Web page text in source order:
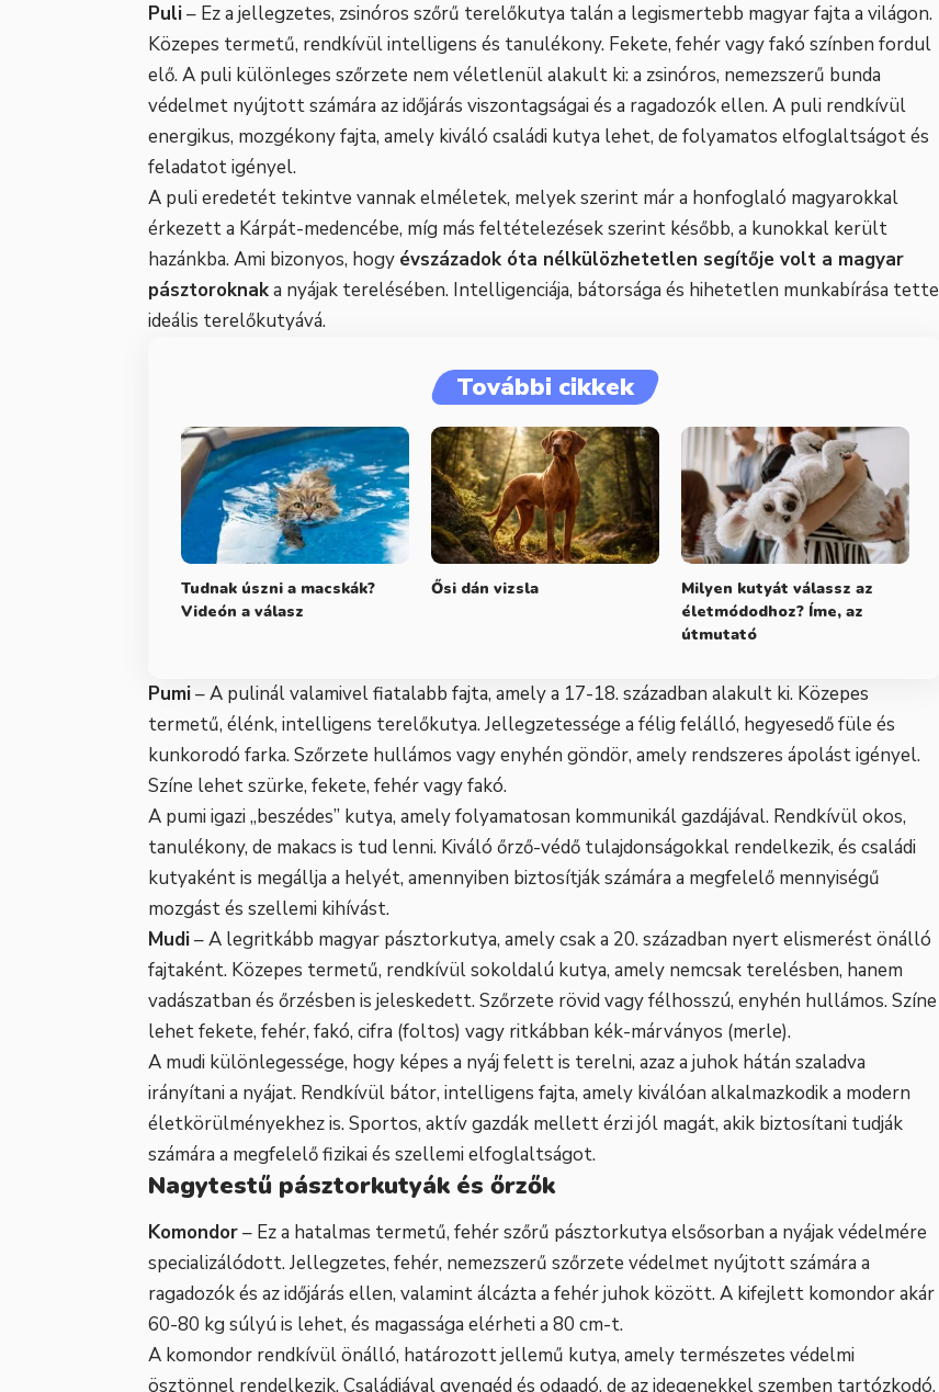
Puli– Ez a jellegzetes, zsinóros szőrű terelőkutya talán a legismertebb magyar fajta a világon.
Közepes termetű, rendkívül intelligens és tanulékony. Fekete, fehér vagy fakó színben fordul
elő. A puli különleges szőrzete nem véletlenül alakult ki: a zsinóros, nemezszerű bunda
védelmet nyújtott számára az időjárás viszontagságai és a ragadozók ellen. A puli rendkívül
energikus, mozgékony fajta, amely kiváló családi kutya lehet, de folyamatos elfoglaltságot és
feladatot igényel.
A puli eredetét tekintve vannak elméletek, melyek szerint már a honfoglaló magyarokkal
érkezett a Kárpát-medencébe, míg más feltételezések szerint később, a kunokkal került
hazánkba. Ami bizonyos, hogy évszázadok óta nélkülözhetetlen segítője volt a magyar
pásztoroknaka nyájak terelésében. Intelligenciája, bátorsága és hihetetlen munkabírása tette
ideális terelőkutyává.
További cikkek
Tudnak úszni a macskák?
Videón a válasz
Ősi dán vizsla
Milyen kutyát válassz az
életmódodhoz? Íme, az
útmutató
Pumi– A pulinál valamivel fiatalabb fajta, amely a 17-18. században alakult ki. Közepes
termetű, élénk, intelligens terelőkutya. Jellegzetessége a félig felálló, hegyesedő füle és
kunkorodó farka. Szőrzete hullámos vagy enyhén göndör, amely rendszeres ápolást igényel.
Színe lehet szürke, fekete, fehér vagy fakó.
A pumi igazi „beszédes” kutya, amely folyamatosan kommunikál gazdájával. Rendkívül okos,
tanulékony, de makacs is tud lenni. Kiváló őrző-védő tulajdonságokkal rendelkezik, és családi
kutyaként is megállja a helyét, amennyiben biztosítják számára a megfelelő mennyiségű
mozgást és szellemi kihívást.
Mudi– A legritkább magyar pásztorkutya, amely csak a 20. században nyert elismerést önálló
fajtaként. Közepes termetű, rendkívül sokoldalú kutya, amely nemcsak terelésben, hanem
vadászatban és őrzésben is jeleskedett. Szőrzete rövid vagy félhosszú, enyhén hullámos. Színe
lehet fekete, fehér, fakó, cifra (foltos) vagy ritkábban kék-márványos (merle).
A mudi különlegessége, hogy képes a nyáj felett is terelni, azaz a juhok hátán szaladva
irányítani a nyájat. Rendkívül bátor, intelligens fajta, amely kiválóan alkalmazkodik a modern
életkörülményekhez is. Sportos, aktív gazdák mellett érzi jól magát, akik biztosítani tudják
számára a megfelelő fizikai és szellemi elfoglaltságot.
Nagytestű pásztorkutyák és őrzők
Komondor– Ez a hatalmas termetű, fehér szőrű pásztorkutya elsősorban a nyájak védelmére
specializálódott. Jellegzetes, fehér, nemezszerű szőrzete védelmet nyújtott számára a
ragadozók és az időjárás ellen, valamint álcázta a fehér juhok között. A kifejlett komondor akár
60-80 kg súlyú is lehet, és magassága elérheti a 80 cm-t.
A komondor rendkívül önálló, határozott jellemű kutya, amely természetes védelmi
ösztönnel rendelkezik. Családjával gyengéd és odaadó, de az idegenekkel szemben tartózkodó,